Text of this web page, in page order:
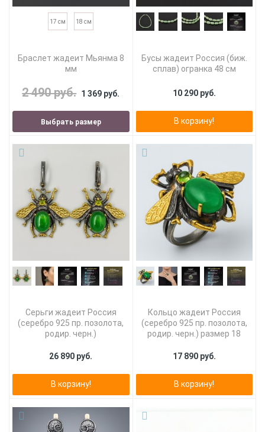
17 см 18 см
Браслет жадеит Мьянма 8
мм
2 490 руб. 1 369 руб.
Выбрать размер
Бусы жадеит Россия (биж.
сплав) огранка 48 см
10 290 руб.
В корзину!
Серьги жадеит Россия
(серебро 925 пр. позолота,
родир. черн.)
26 890 руб.
В корзину!
Кольцо жадеит Россия
(серебро 925 пр. позолота,
родир. черн.) размер 18
17 890 руб.
В корзину!